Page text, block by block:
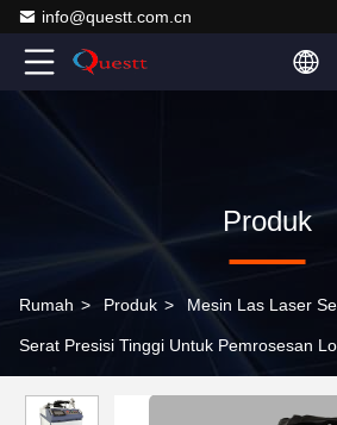
info@questt.com.cn
Produk
Rumah > Produk > Mesin Las Laser
Serat Presisi Tinggi Untuk Pemrosesan